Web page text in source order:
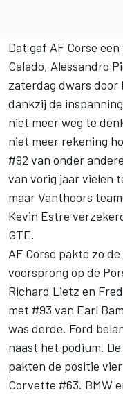
Dat gaf AF Corse
Calado, Alessandro
zaterdag dwars door
dankzij de
niet meer weg te
niet meer rekening
#92 van onder
van vorig jaar vielen
maar Vanthoors
Kevin Estre
GTE.
AF Corse pakte zo
voorsprong op de
Richard Lietz en
met #93 van Earl
was derde. Ford
naast het podium.
pakten de positie
Corvette #63. BMW